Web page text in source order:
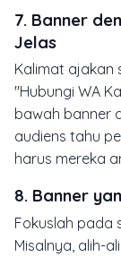
7. Banner
Jelas
Kalimat ajakan
"Hubungi WA
bawah banner
audiens tahu
harus mereka
8. Banner
Fokuslah pada
Misalnya, alih-